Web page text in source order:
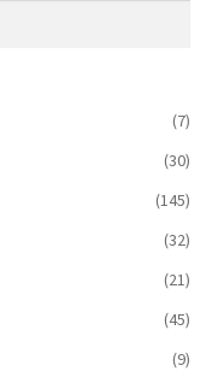
(7)
(30)
(145)
(32)
(21)
(45)
(9)